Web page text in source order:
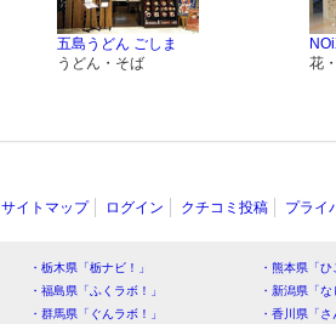
五島うどん ごしま
うどん・そば
花
サイトマップ ログイン クチコミ投稿 プライ
・栃木県「栃ナビ！」
・熊本県「
・福島県「ふくラボ！」
・新潟県「
・群馬県「ぐんラボ！」
・香川県「